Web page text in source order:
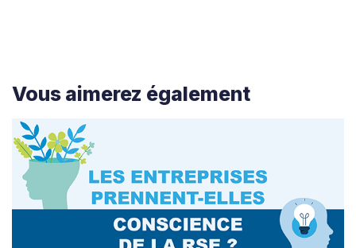
Vous aimerez également